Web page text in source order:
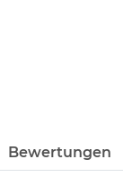
Bewertungen